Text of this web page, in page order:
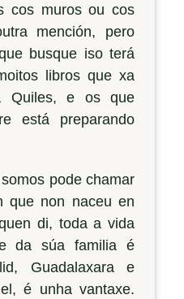
cos muros ou cos
mención, pero
busque iso terá
libros que xa
Quiles, e os que
está preparando
pode chamar
que non naceu en
di, toda a vida
da súa familia é
Guadalaxara e
é unha vantaxe.